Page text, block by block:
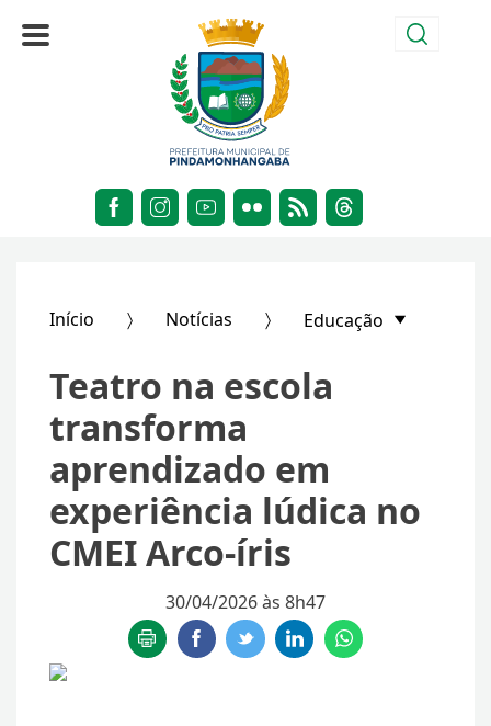
Início Notícias Educação
Teatro na escola
transforma
aprendizado em
experiência lúdica no
CMEI Arco-íris
30/04/2026 às 8h47